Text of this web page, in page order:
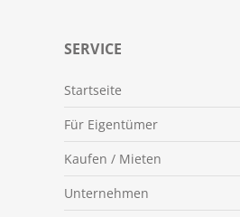
SERVICE
Für Eigentümer
Kaufen / Mieten
Unternehmen